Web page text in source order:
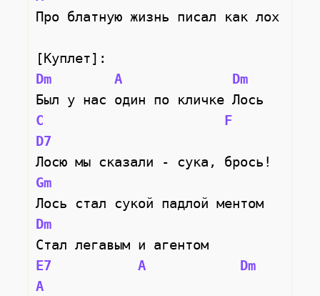
Про блатную жизнь писал как лох
[Куплет]:
Dm
A
Dm
Был у нас один по кличке Лось
C
F
D7
Лосю мы сказали - сука, брось!
Gm
Лось стал сукой падлой ментом
Dm
Стал легавым и агентом
E7
A
Dm
A